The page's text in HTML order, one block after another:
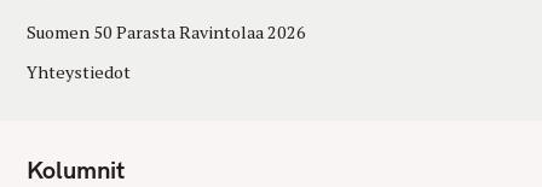
Suomen 50 Parasta Ravintolaa 2026
Yhteystiedot
Kolumnit